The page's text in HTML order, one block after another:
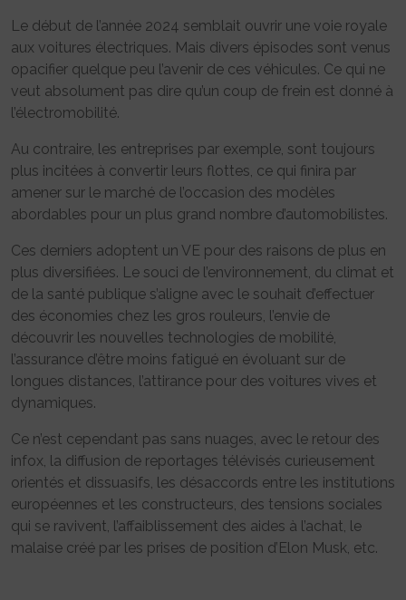
Le début de l’année 2024 semblait ouvrir une voie royale
aux voitures électriques. Mais divers épisodes sont venus
opacifier quelque peu l’avenir de ces véhicules. Ce qui ne
veut absolument pas dire qu’un coup de frein est donné à
l’électromobilité.
Au contraire, les entreprises par exemple, sont toujours
plus incitées à convertir leurs flottes, ce qui finira par
amener sur le marché de l’occasion des modèles
abordables pour un plus grand nombre d’automobilistes.
Ces derniers adoptent un VE pour des raisons de plus en
plus diversifiées. Le souci de l’environnement, du climat et
de la santé publique s’aligne avec le souhait d’effectuer
des économies chez les gros rouleurs, l’envie de
découvrir les nouvelles technologies de mobilité,
l’assurance d’être moins fatigué en évoluant sur de
longues distances, l’attirance pour des voitures vives et
dynamiques.
Ce n’est cependant pas sans nuages, avec le retour des
infox, la diffusion de reportages télévisés curieusement
orientés et dissuasifs, les désaccords entre les institutions
européennes et les constructeurs, des tensions sociales
qui se ravivent, l’affaiblissement des aides à l’achat, le
malaise créé par les prises de position d’Elon Musk, etc.